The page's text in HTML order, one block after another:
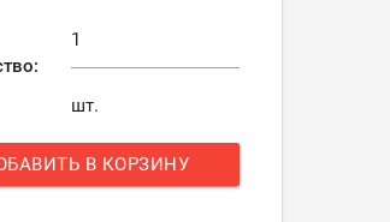
шт.
В КОРЗИНУ